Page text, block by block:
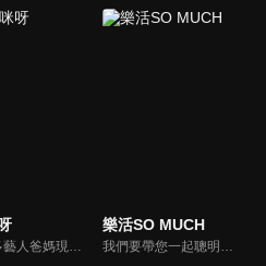
邀請許多藝人爸媽現身說法，與相關專家顧問共同討論分享，以談話的方式進行，對一人爸媽和名人家庭教育有興趣的朋友一定不能錯過。
樂活SO MUCH
我們要帶您一起聰明快樂過生活！由聰明生活家張雅芳主持的健康休閒資訊類節目，主題式介紹探討各種飲食、保健、醫學、休閒、民生、環保等，各種國人關心的樂活新訊，讓觀眾朋友一同感受快樂、用心過生活，其實就是那麼的簡單。